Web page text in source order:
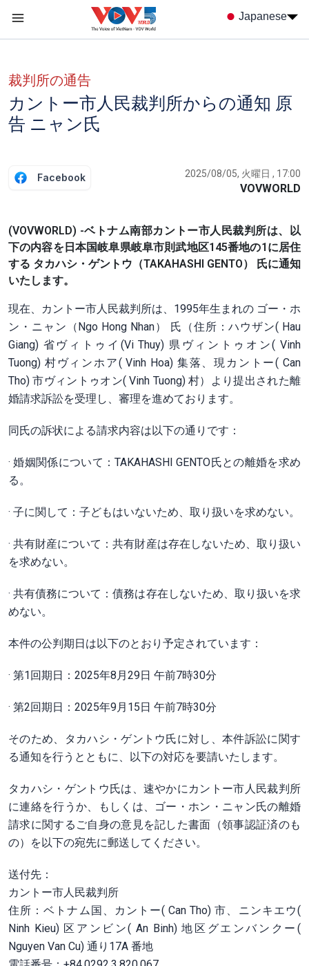
Japanese
裁判所の通告
カントー市人民裁判所からの通知 原
告 ニャン氏
Facebook 2025/08/05, 火曜日 , 17:00
VOVWORLD
(VOVWORLD) -ベトナム南部カントー市人民裁判所は、以
下の内容を日本国岐阜県岐阜市則武地区145番地の1に居住
する タカハシ・ゲントウ（TAKAHASHI GENTO） 氏に通知
いたします。
現在、カントー市人民裁判所は、1995年生まれの ゴー・ホ
ン・ニャン（Ngo Hong Nhan） 氏（住所：ハウザン( Hau
Giang) 省ヴィトゥイ(Vi Thuy) 県ヴィントゥオン( Vinh
Tuong) 村ヴィンホア( Vinh Hoa) 集落、現カントー( Can
Tho) 市ヴィントゥオン( Vinh Tuong) 村）より提出された離
婚請求訴訟を受理し、審理を進めております。
同氏の訴状による請求内容は以下の通りです：
·婚姻関係について：TAKAHASHI GENTO氏との離婚を求め
る。
· 子に関して： 子どもはいないため、取り扱いを求めない。
·共有財産について ：共有財産は存在しないため、取り扱い
を求めない。
·共有債務について ：債務は存在しないため、取り扱いを求
めない。
本件の公判期日は以下のとおり予定されています：
· 第1回期日： 2025年8月29日 午前7時30分
· 第2回期日： 2025年9月15日 午前7時30分
そのため、タカハシ・ゲントウ氏に対し、本件訴訟に関す
る通知を行うとともに、以下の対応を要請いたします。
タカハシ・ゲントウ氏は、速やかにカントー市人民裁判所
に連絡を行うか、もしくは、ゴー・ホン・ニャン氏の離婚
請求に関するご自身の意見を記した書面（領事認証済のも
の）を以下の宛先に郵送してください。
送付先：
カントー市人民裁判所
住所：ベトナム国、カントー( Can Tho) 市、ニンキエウ(
Ninh Kieu) 区アンビン( An Binh) 地区グエンバンクー(
Nguyen Van Cu) 通り17A 番地